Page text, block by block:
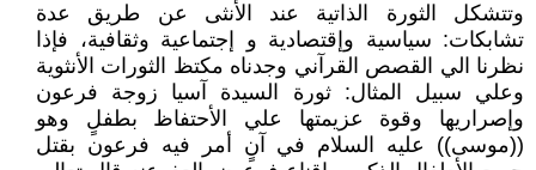
وتتشكل الثورة الذاتية عند الأنثى عن طريق عدة
تشابكات: سياسية وإقتصادية و إجتماعية وثقافية، فإذا
نظرنا الي القصص القرآني وجدناه مكتظ الثورات الأنثوية
وعلي سبيل المثال: ثورة السيدة آسيا زوجة فرعون
وإصراريها وقوة عزيمتها علي الأحتفاظ بطفلٍ وهو
((موسى)) عليه السلام في آنٍ أمر فيه فرعون بقتل